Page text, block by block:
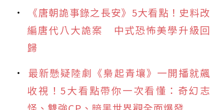
《唐朝詭事錄之長安》5大看點！史料改
編唐代八大詭案 中式恐怖美學升級回
歸
最新懸疑陸劇《梟起青壤》一開播就飆
收視！5大看點帶你一次看懂：奇幻志